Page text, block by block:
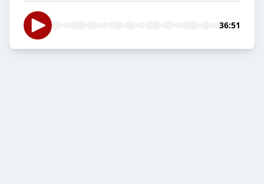
36:51